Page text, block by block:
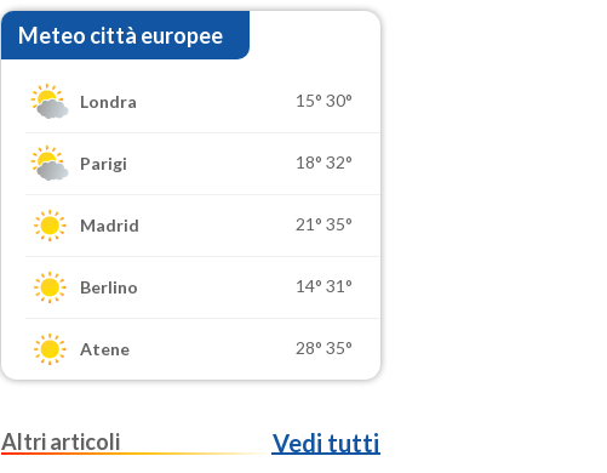
Meteo città europee
Londra 15° 30°
Parigi 18° 32°
Madrid 21° 35°
Berlino 14° 31°
Atene 28° 35°
Altri articoli Vedi tutti